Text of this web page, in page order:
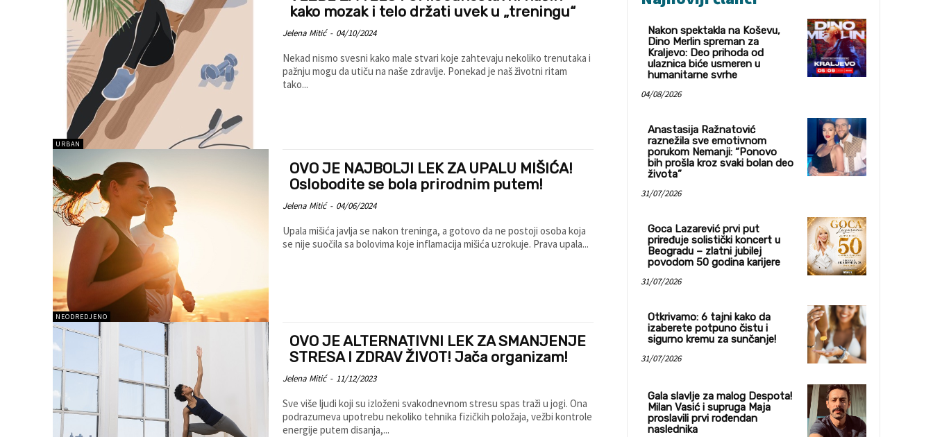
URBAN
kako mozak i telo držati uvek u „treningu“
Jelena Mitić - 04/10/2024
Nekad nismo svesni kako male stvari koje zahtevaju nekoliko trenutaka i
pažnju mogu da utiču na naše zdravlje. Ponekad je naš životni ritam
tako...
NEODREDJENO
OVO JE NAJBOLJI LEK ZA UPALU MIŠIĆA!
Oslobodite se bola prirodnim putem!
Jelena Mitić - 04/06/2024
Upala mišića javlja se nakon treninga, a gotovo da ne postoji osoba koja
se nije suočila sa bolovima koje inflamacija mišića uzrokuje. Prava upala...
OVO JE ALTERNATIVNI LEK ZA SMANJENJE
STRESA I ZDRAV ŽIVOT! Jača organizam!
Jelena Mitić - 11/12/2023
Sve više ljudi koji su izloženi svakodnevnom stresu spas traži u jogi. Ona
podrazumeva upotrebu nekoliko tehnika fizičkih položaja, vežbi kontrole
energije putem disanja,...
Nakon spektakla na Koševu,
Dino Merlin spreman za
Kraljevo: Deo prihoda od
ulaznica biće usmeren u
humanitarne svrhe
04/08/2026
Anastasija Ražnatović
raznežila sve emotivnom
porukom Nemanji: “Ponovo
bih prošla kroz svaki bolan deo
života”
31/07/2026
Goca Lazarević prvi put
priređuje solistički koncert u
Beogradu – zlatni jubilej
povodom 50 godina karijere
31/07/2026
Otkrivamo: 6 tajni kako da
izaberete potpuno čistu i
sigurno kremu za sunčanje!
31/07/2026
Gala slavlje za malog Despota!
Milan Vasić i supruga Maja
proslavili prvi rođendan
naslednika